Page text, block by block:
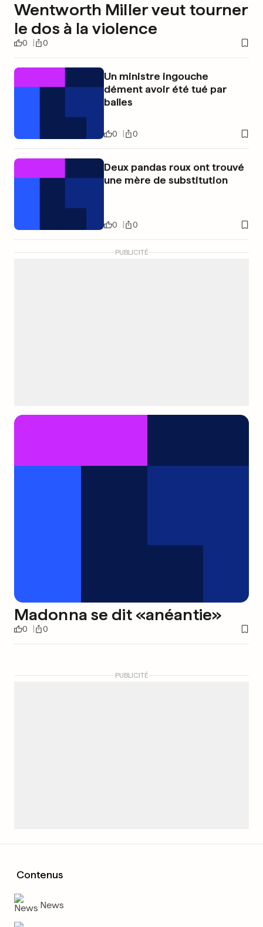
Wentworth Miller veut tourner
le dos à la violence
0 0
Un ministre ingouche
dément avoir été tué par
balles
0 0
Deux pandas roux ont trouvé
une mère de substitution
0 0
PUBLICITÉ
Madonna se dit «anéantie»
0 0
PUBLICITÉ
Contenus
News